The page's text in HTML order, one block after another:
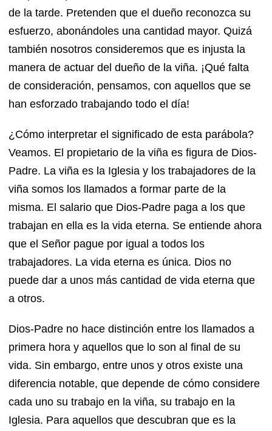
de la tarde. Pretenden que el dueño reconozca su
esfuerzo, abonándoles una cantidad mayor. Quizá
también nosotros consideremos que es injusta la
manera de actuar del dueño de la viña. ¡Qué falta
de consideración, pensamos, con aquellos que se
han esforzado trabajando todo el día!
¿Cómo interpretar el significado de esta parábola?
Veamos. El propietario de la viña es figura de Dios-
Padre. La viña es la Iglesia y los trabajadores de la
viña somos los llamados a formar parte de la
misma. El salario que Dios-Padre paga a los que
trabajan en ella es la vida eterna. Se entiende ahora
que el Señor pague por igual a todos los
trabajadores. La vida eterna es única. Dios no
puede dar a unos más cantidad de vida eterna que
a otros.
Dios-Padre no hace distinción entre los llamados a
primera hora y aquellos que lo son al final de su
vida. Sin embargo, entre unos y otros existe una
diferencia notable, que depende de cómo considere
cada uno su trabajo en la viña, su trabajo en la
Iglesia. Para aquellos que descubran que es la